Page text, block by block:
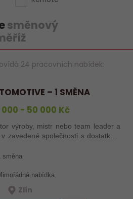
směnový
24 pracovních nabídek:
– 1 SMĚNA
- 50 000 Kč
výroby, mistr nebo team leader a
zavedené společnosti s dostatkem
firemních benefitů?
směna
nabídka
Zlín